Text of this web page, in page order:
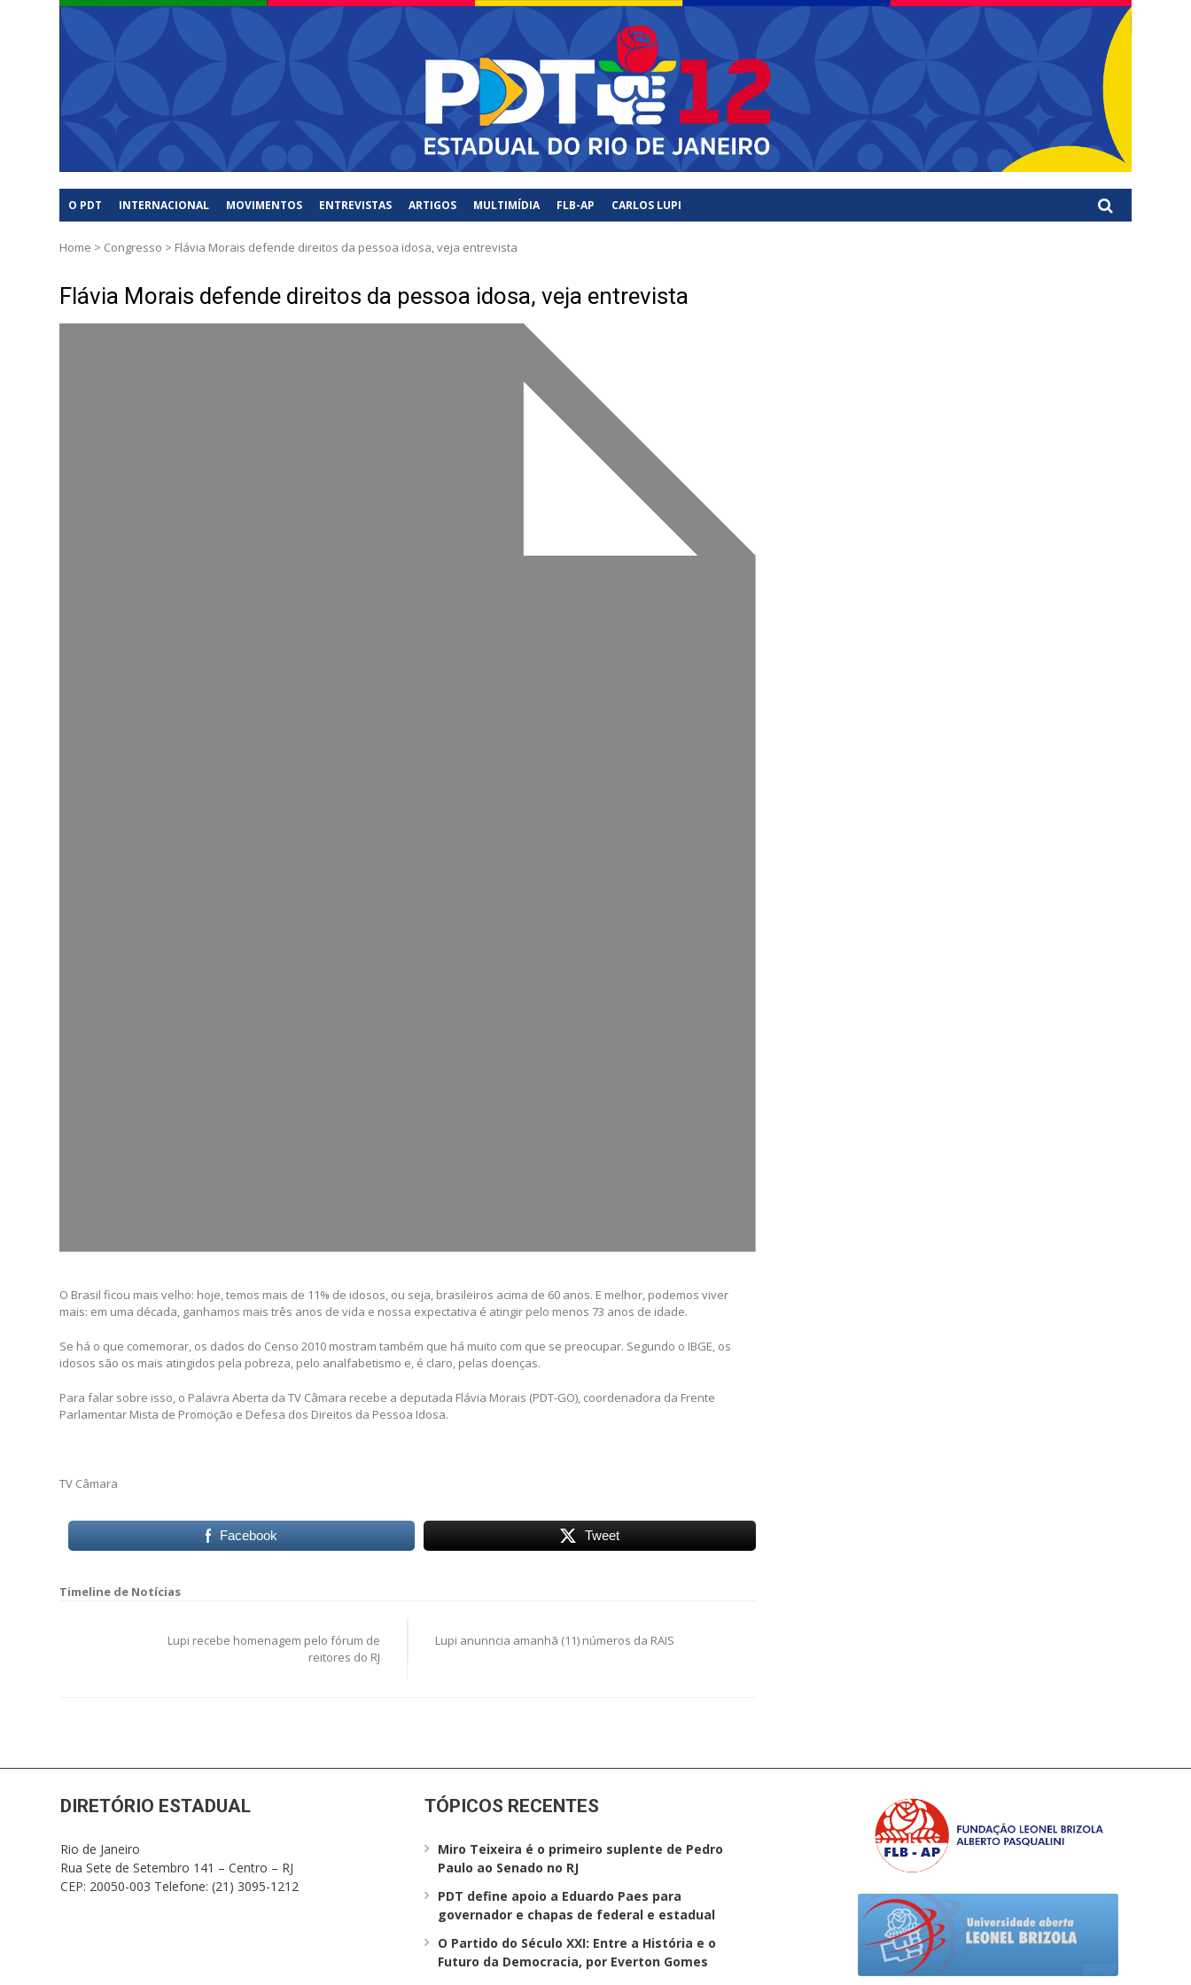
PDT
Rio de Janiero – RJ
O PDT INTERNACIONAL MOVIMENTOS ENTREVISTAS ARTIGOS MULTIMÍDIA FLB-AP CARLOS LUPI
Home > Congresso > Flávia Morais defende direitos da pessoa idosa, veja entrevista
Flávia Morais defende direitos da pessoa idosa, veja entrevista
O Brasil ficou mais velho: hoje, temos mais de 11% de idosos, ou seja, brasileiros acima de 60 anos. E melhor, podemos viver
mais: em uma década, ganhamos mais três anos de vida e nossa expectativa é atingir pelo menos 73 anos de idade.
Se há o que comemorar, os dados do Censo 2010 mostram também que há muito com que se preocupar. Segundo o IBGE, os
idosos são os mais atingidos pela pobreza, pelo analfabetismo e, é claro, pelas doenças.
Para falar sobre isso, o Palavra Aberta da TV Câmara recebe a deputada Flávia Morais (PDT-GO), coordenadora da Frente
Parlamentar Mista de Promoção e Defesa dos Direitos da Pessoa Idosa.
TV Câmara
Facebook Tweet
Lupi recebe homenagem pelo fórum de
reitores do RJ
Lupi anunncia amanhã (11) números da RAIS
DIRETÓRIO ESTADUAL
Rio de Janeiro
Rua Sete de Setembro 141 – Centro – RJ
CEP: 20050-003 Telefone: (21) 3095-1212
TÓPICOS RECENTES
Miro Teixeira é o primeiro suplente de Pedro
Paulo ao Senado no RJ
PDT define apoio a Eduardo Paes para
governador e chapas de federal e estadual
O Partido do Século XXI: Entre a História e o
Futuro da Democracia, por Everton Gomes